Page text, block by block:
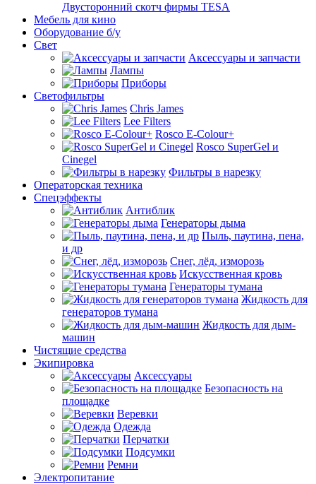
Двусторонний скотч фирмы TESA
Мебель для кино
Оборудование б/у
Свет
Аксессуары и запчасти
Лампы
Приборы
Светофильтры
Chris James
Lee Filters
Rosco E-Colour+
Rosco SuperGel и
Cinegel
Фильтры в нарезку
Операторская техника
Спецэффекты
Антиблик
Генераторы дыма
Пыль, паутина, пена,
и др
Снег, лёд, изморозь
Искусственная кровь
Генераторы тумана
Жидкость для
генераторов тумана
Жидкость для дым-
машин
Чистящие средства
Экипировка
Аксессуары
Безопасность на
площадке
Веревки
Одежда
Перчатки
Подсумки
Ремни
Электропитание